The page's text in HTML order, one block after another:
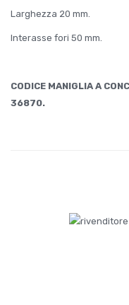
Larghezza 20 mm.
Interasse fori 50 mm.
CODICE MANIGLIA A
36870.